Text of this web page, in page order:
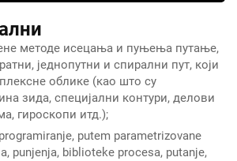
методе исецања и пуњења путање,
једнопутни и спирални пут, који
облике (као што су
зида, специјални контури, делови
гироскопи итд.);
putem parametrizovane
punjenja, biblioteke procesa, putanje,